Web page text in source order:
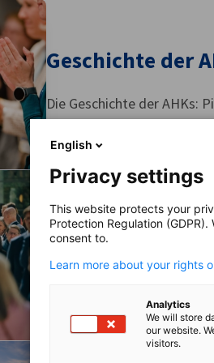
Geschichte der
Die Geschichte der AHKs:
Mitgliedschaft
Geschäftswelt
Als
Plattform, die die
English
Privacy settings
This website protects your
Protection Regulation
consent to.
Learn more about your rights
Analytics
We will store
our website.
visitors.